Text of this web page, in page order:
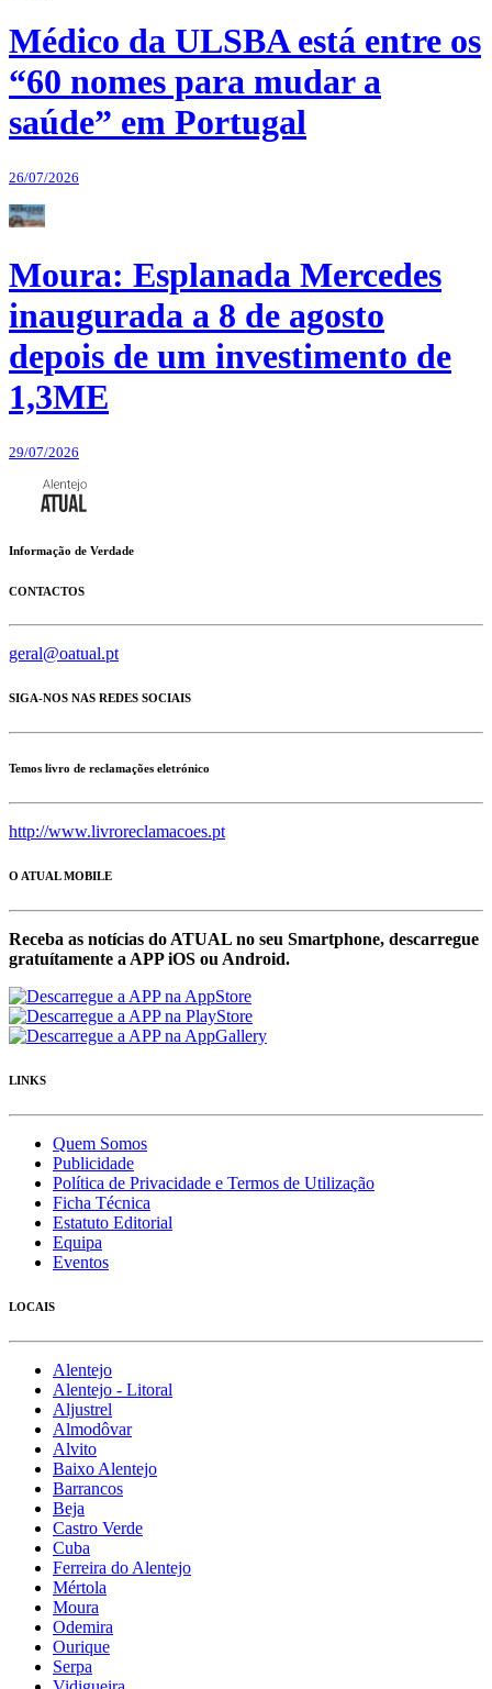
Médico da ULSBA está entre os
“60 nomes para mudar a
saúde” em Portugal
26/07/2026
Moura: Esplanada Mercedes
inaugurada a 8 de agosto
depois de um investimento de
1,3ME
29/07/2026
Informação de Verdade
CONTACTOS
geral@oatual.pt
SIGA-NOS NAS REDES SOCIAIS
Temos livro de reclamações eletrónico
http://www.livroreclamacoes.pt
O ATUAL MOBILE
Receba as notícias do ATUAL no seu Smartphone, descarregue
gratuítamente a APP iOS ou Android.
LINKS
Quem Somos
Publicidade
Política de Privacidade e Termos de Utilização
Ficha Técnica
Estatuto Editorial
Equipa
Eventos
LOCAIS
Alentejo
Alentejo - Litoral
Aljustrel
Almodôvar
Alvito
Baixo Alentejo
Barrancos
Beja
Castro Verde
Cuba
Ferreira do Alentejo
Mértola
Moura
Odemira
Ourique
Serpa